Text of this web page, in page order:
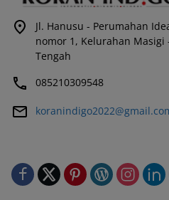
Jl. Hanusu - Perumahan
nomor 1, Kelurahan Masigi
Tengah
085210309548